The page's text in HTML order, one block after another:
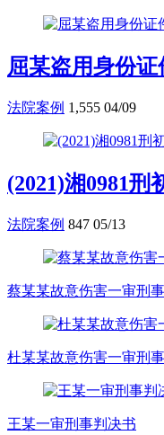
屈某盗用身份
法院案例 1,555 04/09
(2021)湘0981刑
法院案例 847 05/13
蔡某某故意伤害一审刑
杜某某故意伤害一审刑
王某一审刑事判决书